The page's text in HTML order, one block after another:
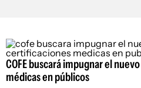
COFE buscará impugnar el
médicas en públicos